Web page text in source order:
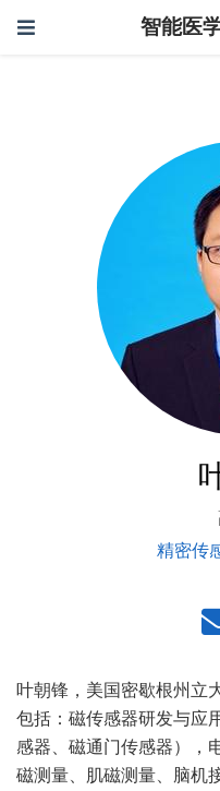
智能医
精密传
叶朝锋，美国密歇根州立
包括：磁传感器研发与应
感器、磁通门传感器），
磁测量、肌磁测量、脑机